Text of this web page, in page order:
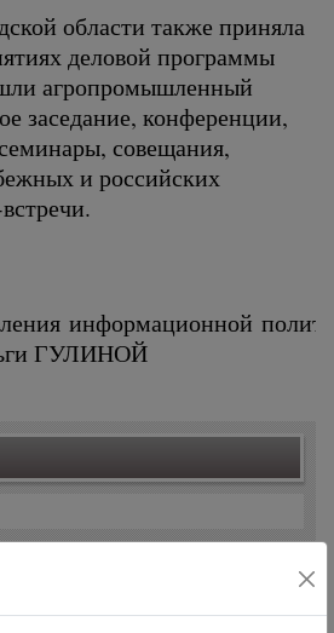
области также приняла
деловой программы
агропромышленный
заседание, конференции,
совещания,
и российских
информационной
ГУЛИНОЙ